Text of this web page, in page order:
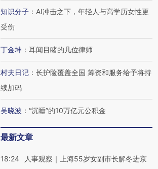
知识分子 ： AI冲击之下，年轻人与高学历女性更
受伤
丁金坤 ： 耳闻目睹的几位律师
村夫日记 ： 长护险覆盖全国 筹资和服务给予将持
续加码
吴晓波 ： “沉睡”的10万亿元公积金
最新文章
18:24
人事观察｜上海55岁女副市长解冬进京